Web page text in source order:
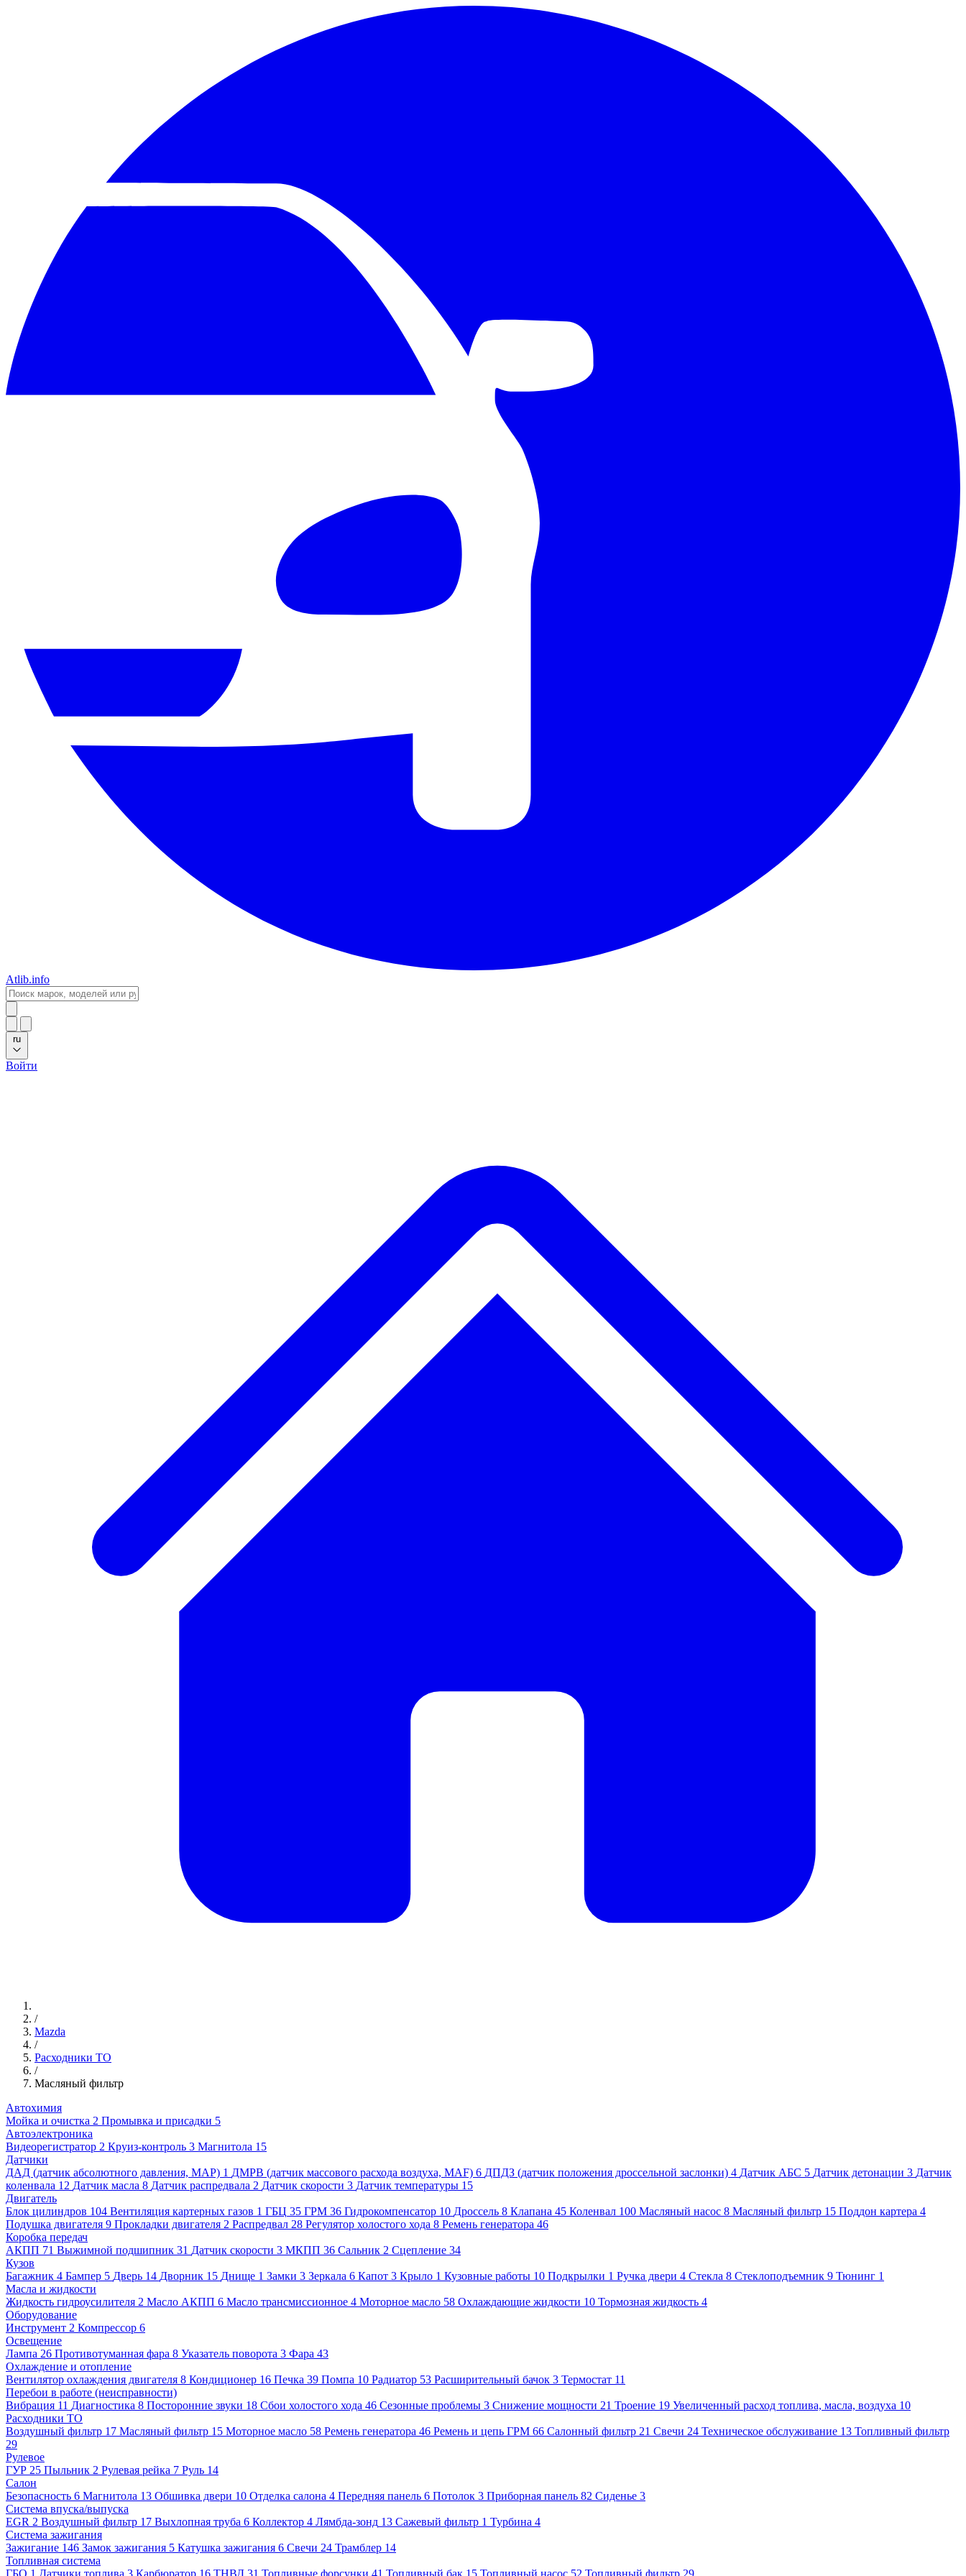
Atlib.info
ru
Войти
/
Mazda
/
Расходники ТО
/
Масляный фильтр
Автохимия
Мойка и очистка 2 Промывка и присадки 5
Автоэлектроника
Видеорегистратор 2 Круиз-контроль 3 Магнитола 15
Датчики
ДАД (датчик абсолютного давления, MAP) 1 ДМРВ (датчик массового расхода воздуха, MAF) 6 ДПДЗ (датчик положения дроссельной заслонки) 4 Датчик АБС 5 Датчик детонации 3 Датчик
коленвала 12 Датчик масла 8 Датчик распредвала 2 Датчик скорости 3 Датчик температуры 15
Двигатель
Блок цилиндров 104 Вентиляция картерных газов 1 ГБЦ 35 ГРМ 36 Гидрокомпенсатор 10 Дроссель 8 Клапана 45 Коленвал 100 Масляный насос 8 Масляный фильтр 15 Поддон картера 4
Подушка двигателя 9 Прокладки двигателя 2 Распредвал 28 Регулятор холостого хода 8 Ремень генератора 46
Коробка передач
АКПП 71 Выжимной подшипник 31 Датчик скорости 3 МКПП 36 Сальник 2 Сцепление 34
Кузов
Багажник 4 Бампер 5 Дверь 14 Дворник 15 Днище 1 Замки 3 Зеркала 6 Капот 3 Крыло 1 Кузовные работы 10 Подкрылки 1 Ручка двери 4 Стекла 8 Стеклоподъемник 9 Тюнинг 1
Масла и жидкости
Жидкость гидроусилителя 2 Масло АКПП 6 Масло трансмиссионное 4 Моторное масло 58 Охлаждающие жидкости 10 Тормозная жидкость 4
Оборудование
Инструмент 2 Компрессор 6
Освещение
Лампа 26 Противотуманная фара 8 Указатель поворота 3 Фара 43
Охлаждение и отопление
Вентилятор охлаждения двигателя 8 Кондиционер 16 Печка 39 Помпа 10 Радиатор 53 Расширительный бачок 3 Термостат 11
Перебои в работе (неисправности)
Вибрация 11 Диагностика 8 Посторонние звуки 18 Сбои холостого хода 46 Сезонные проблемы 3 Снижение мощности 21 Троение 19 Увеличенный расход топлива, масла, воздуха 10
Расходники ТО
Воздушный фильтр 17 Масляный фильтр 15 Моторное масло 58 Ремень генератора 46 Ремень и цепь ГРМ 66 Салонный фильтр 21 Свечи 24 Техническое обслуживание 13 Топливный фильтр
29
Рулевое
ГУР 25 Пыльник 2 Рулевая рейка 7 Руль 14
Салон
Безопасность 6 Магнитола 13 Обшивка двери 10 Отделка салона 4 Передняя панель 6 Потолок 3 Приборная панель 82 Сиденье 3
Система впуска/выпуска
EGR 2 Воздушный фильтр 17 Выхлопная труба 6 Коллектор 4 Лямбда-зонд 13 Сажевый фильтр 1 Турбина 4
Система зажигания
Зажигание 146 Замок зажигания 5 Катушка зажигания 6 Свечи 24 Трамблер 14
Топливная система
ГБО 1 Датчики топлива 3 Карбюратор 16 ТНВД 31 Топливные форсунки 41 Топливный бак 15 Топливный насос 52 Топливный фильтр 29